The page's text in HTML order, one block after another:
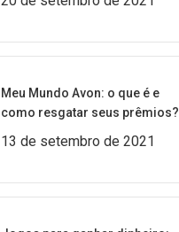
Meu Mundo Avon: o que é e
como resgatar seus prêmios?
13 de setembro de 2021